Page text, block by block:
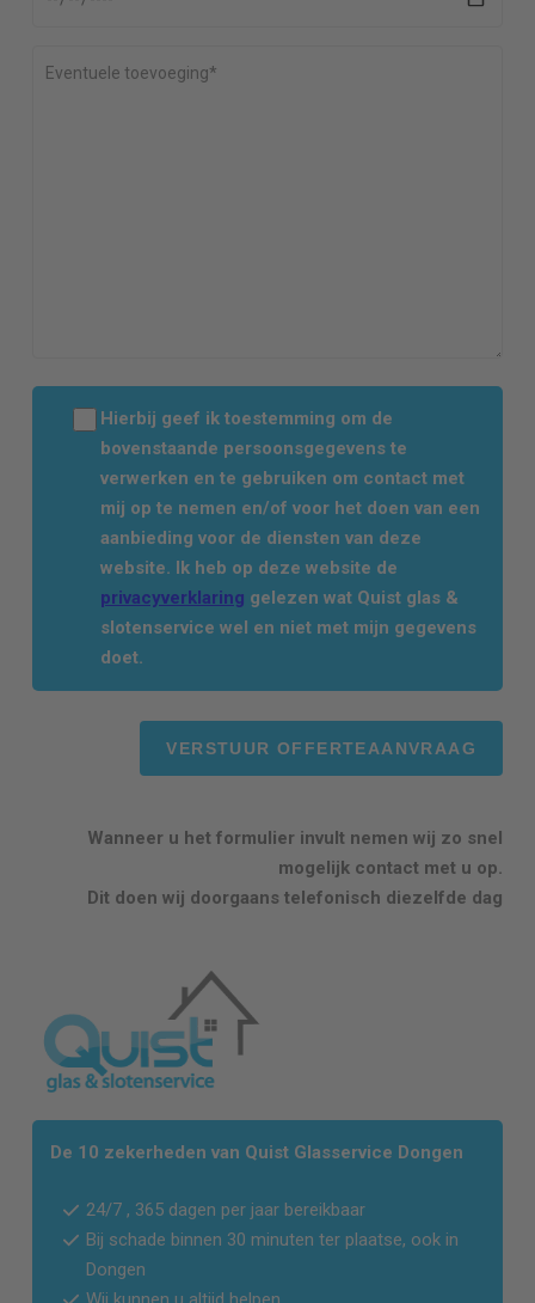
Hierbij geef ik toestemming om de
bovenstaande persoonsgegevens te
verwerken en te gebruiken om contact met
mij op te nemen en/of voor het doen van een
aanbieding voor de diensten van deze
website. Ik heb op deze website de
privacyverklaring gelezen wat Quist glas &
slotenservice wel en niet met mijn gegevens
doet.
Wanneer u het formulier invult nemen wij zo snel
mogelijk contact met u op.
Dit doen wij doorgaans telefonisch diezelfde dag
De 10 zekerheden van Quist Glasservice Dongen
24/7 , 365 dagen per jaar bereikbaar
Bij schade binnen 30 minuten ter plaatse, ook in
Dongen